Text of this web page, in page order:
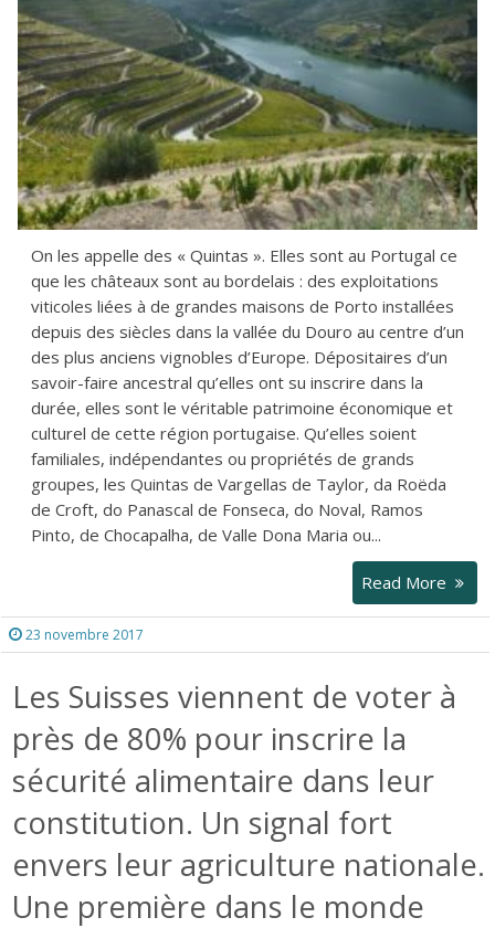
On les appelle des « Quintas ». Elles sont au Portugal ce
que les châteaux sont au bordelais : des exploitations
viticoles liées à de grandes maisons de Porto installées
depuis des siècles dans la vallée du Douro au centre d’un
des plus anciens vignobles d’Europe. Dépositaires d’un
savoir-faire ancestral qu’elles ont su inscrire dans la
durée, elles sont le véritable patrimoine économique et
culturel de cette région portugaise. Qu’elles soient
familiales, indépendantes ou propriétés de grands
groupes, les Quintas de Vargellas de Taylor, da Roëda
de Croft, do Panascal de Fonseca, do Noval, Ramos
Pinto, de Chocapalha, de Valle Dona Maria ou...
Read More
23 novembre 2017
Les Suisses viennent de voter à
près de 80% pour inscrire la
sécurité alimentaire dans leur
constitution. Un signal fort
envers leur agriculture nationale.
Une première dans le monde